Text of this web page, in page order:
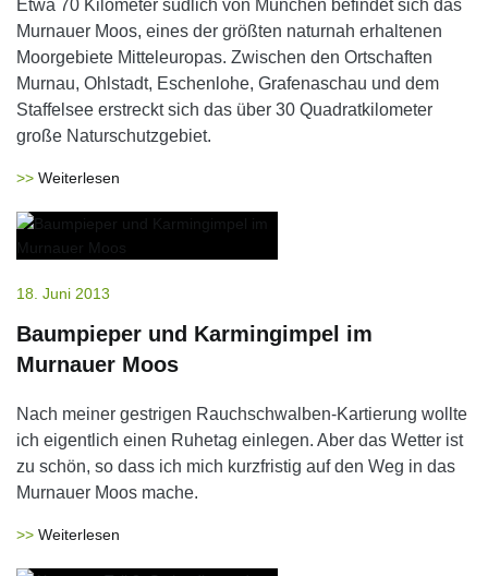
Etwa 70 Kilometer südlich von München befindet sich das
Murnauer Moos, eines der größten naturnah erhaltenen
Moorgebiete Mitteleuropas. Zwischen den Ortschaften
Murnau, Ohlstadt, Eschenlohe, Grafenaschau und dem
Staffelsee erstreckt sich das über 30 Quadratkilometer
große Naturschutzgebiet.
Weiterlesen
18. Juni 2013
Baumpieper und Karmingimpel im
Murnauer Moos
Nach meiner gestrigen Rauchschwalben-Kartierung wollte
ich eigentlich einen Ruhetag einlegen. Aber das Wetter ist
zu schön, so dass ich mich kurzfristig auf den Weg in das
Murnauer Moos mache.
Weiterlesen